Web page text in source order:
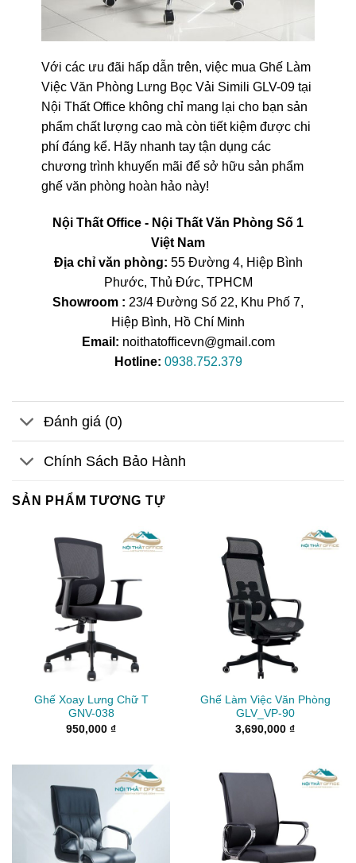
Với các ưu đãi hấp dẫn trên, việc mua Ghế Làm
Việc Văn Phòng Lưng Bọc Vải Simili GLV-09 tại
Nội Thất Office không chỉ mang lại cho bạn sản
phẩm chất lượng cao mà còn tiết kiệm được chi
phí đáng kể. Hãy nhanh tay tận dụng các
chương trình khuyến mãi để sở hữu sản phẩm
ghế văn phòng hoàn hảo này!
Nội Thất Office - Nội Thất Văn Phòng Số 1
Việt Nam
Địa chỉ văn phòng: 55 Đường 4, Hiệp Bình
Phước, Thủ Đức, TPHCM
Showroom : 23/4 Đường Số 22, Khu Phố 7,
Hiệp Bình, Hồ Chí Minh
Email: noithatofficevn@gmail.com
Hotline: 0938.752.379
Đánh giá (0)
Chính Sách Bảo Hành
SẢN PHẨM TƯƠNG TỰ
Ghế Xoay Lưng Chữ T
GNV-038
950,000 ₫
Ghế Làm Việc Văn Phòng
GLV_VP-90
3,690,000 ₫